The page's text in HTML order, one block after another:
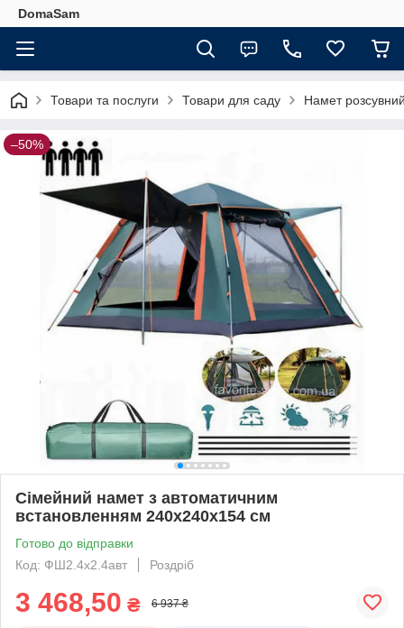
DomaSam
Товари та послуги Товари для саду Намет
–50%
Сімейний намет з автоматичним
встановленням 240х240х154 см
Готово до відправки
Код: ФШ2.4х2.4авт
Роздріб
3 468,50 ₴ 6 937 ₴